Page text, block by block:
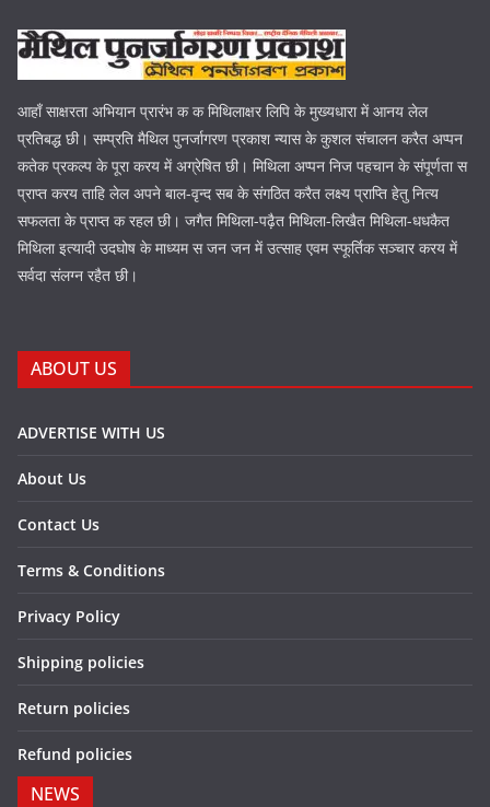
आहाँ साक्षरता अभियान प्रारंभ क क मिथिलाक्षर लिपि के मुख्यधारा में आनय लेल
प्रतिबद्ध छी। सम्प्रति मैथिल पुनर्जागरण प्रकाश न्यास के कुशल संचालन करैत अप्पन
कतेक प्रकल्प के पूरा करय में अग्रेषित छी। मिथिला अप्पन निज पहचान के संपूर्णता स
प्राप्त करय ताहि लेल अपने बाल-वृन्द सब के संगठित करैत लक्ष्य प्राप्ति हेतु नित्य
सफलता के प्राप्त क रहल छी। जगैत मिथिला-पढ़ैत मिथिला-लिखैत मिथिला-धधकैत
मिथिला इत्यादी उदघोष के माध्यम स जन जन में उत्साह एवम स्फूर्तिक सञ्चार करय में
सर्वदा संलग्न रहैत छी।
ABOUT US
ADVERTISE WITH US
About Us
Contact Us
Terms & Conditions
Privacy Policy
Shipping policies
Return policies
Refund policies
NEWS